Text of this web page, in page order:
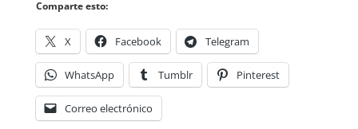
Comparte esto:
X Facebook Telegram
WhatsApp Tumblr Pinterest
Correo electrónico